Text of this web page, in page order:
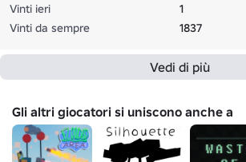
Vinti ieri
1
Vinti da sempre
1837
Vedi di più
Gli altri giocatori si uniscono anche a